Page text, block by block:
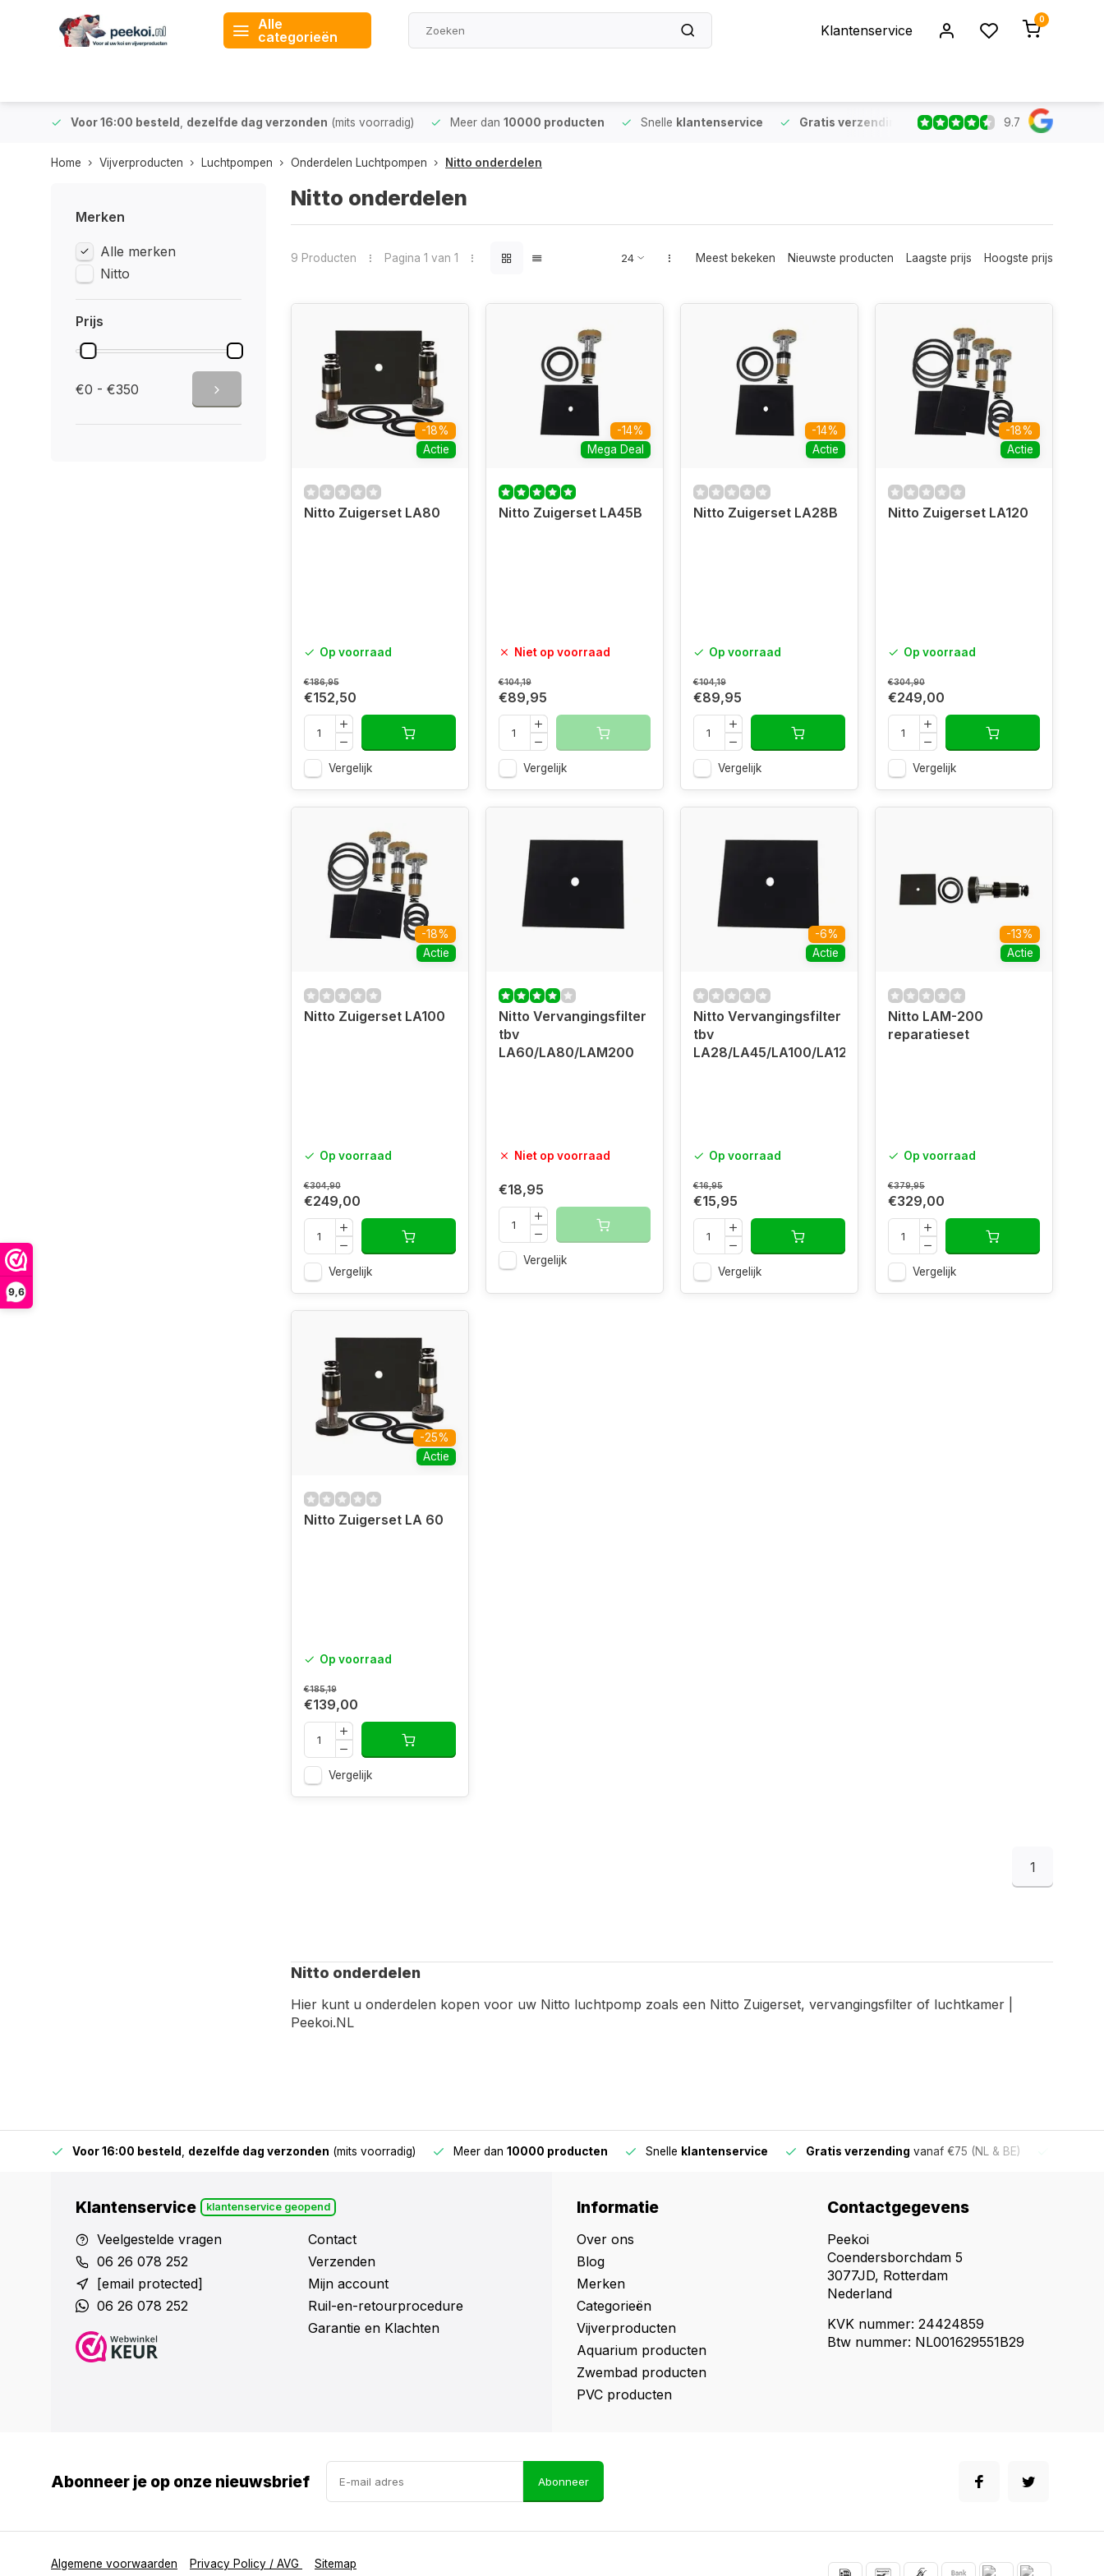
9,6
Alle
categorieën
Klantenservice
0
Voor 16:00 besteld dezelfde dag verzonden (mits voorradig) Meer dan 10000 producten Snelle klantenservice Gratis verzending vanaf €75 (NL & BE) Voor
9.7
Home Vijverproducten Luchtpompen Onderdelen Luchtpompen Nitto onderdelen
Merken
Alle merken
Nitto
Prijs
€0 - €350
Nitto onderdelen
9 Producten Pagina 1 van 1 Meest bekeken Nieuwste producten Laagste prijs Hoogste prijs
-18%
Actie
Nitto Zuigerset LA80
Op voorraad
€186,95
€152,50
Vergelijk
-14%
Mega Deal
Nitto Zuigerset LA45B
Niet op voorraad
€104,19
€89,95
Vergelijk
-14%
Actie
Nitto Zuigerset LA28B
Op voorraad
€104,19
€89,95
Vergelijk
-18%
Actie
Nitto Zuigerset LA120
Op voorraad
€304,90
€249,00
Vergelijk
-18%
Actie
Nitto Zuigerset LA100
Op voorraad
€304,90
€249,00
Vergelijk
Nitto Vervangingsfilter
tbv
LA60/LA80/LAM200
Niet op voorraad
€18,95
Vergelijk
-6%
Actie
Nitto Vervangingsfilter
tbv
LA28/LA45/LA100/LA120
Op voorraad
€16,95
€15,95
Vergelijk
-13%
Actie
Nitto LAM-200
reparatieset
Op voorraad
€379,95
€329,00
Vergelijk
-25%
Actie
Nitto Zuigerset LA 60
Op voorraad
€185,19
€139,00
Vergelijk
1
Nitto onderdelen
Hier kunt u onderdelen kopen voor uw Nitto luchtpomp zoals een Nitto Zuigerset, vervangingsfilter of luchtkamer |
Peekoi.NL
Voor 16:00 besteld dezelfde dag verzonden (mits voorradig) Meer dan 10000 producten Snelle klantenservice Gratis verzending vanaf €75 (NL & BE)
Klantenservice klantenservice geopend
Veelgestelde vragen
06 26 078 252
[email protected]
06 26 078 252
Contact
Verzenden
Mijn account
Ruil-en-retourprocedure
Garantie en Klachten
Informatie
Over ons
Blog
Merken
Categorieën
Vijverproducten
Aquarium producten
Zwembad producten
PVC producten
Contactgegevens
Peekoi
Coendersborchdam 5
3077JD, Rotterdam
Nederland
KVK nummer: 24424859
Btw nummer: NL001629551B29
Abonneer je op onze nieuwsbrief Abonneer
Algemene voorwaarden Privacy Policy / AVG Sitemap